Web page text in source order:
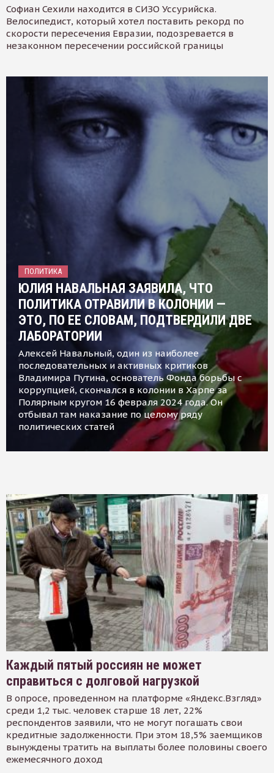
Софиан Сехили находится в СИЗО Уссурийска.
Велосипедист, который хотел поставить рекорд по
скорости пересечения Евразии, подозревается в
незаконном пересечении российской границы
ПОЛИТИКА
ЮЛИЯ НАВАЛЬНАЯ ЗАЯВИЛА, ЧТО
ПОЛИТИКА ОТРАВИЛИ В КОЛОНИИ —
ЭТО, ПО ЕЕ СЛОВАМ, ПОДТВЕРДИЛИ ДВЕ
ЛАБОРАТОРИИ
Алексей Навальный, один из наиболее
последовательных и активных критиков
Владимира Путина, основатель Фонда борьбы с
коррупцией, скончался в колонии в Харпе за
Полярным кругом 16 февраля 2024 года. Он
отбывал там наказание по целому ряду
политических статей
Каждый пятый россиян не может
справиться с долговой нагрузкой
В опросе, проведенном на платформе «Яндекс.Взгляд»
среди 1,2 тыс. человек старше 18 лет, 22%
респондентов заявили, что не могут погашать свои
кредитные задолженности. При этом 18,5% заемщиков
вынуждены тратить на выплаты более половины своего
ежемесячного доход